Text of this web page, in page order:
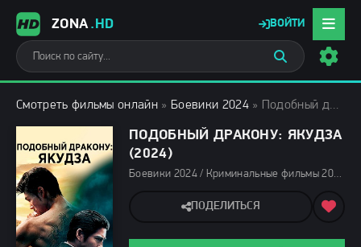
ZONA.HD ВОЙТИ
Смотреть фильмы онлайн » Боевики 2024» Подобный дракону: Якудза (2024)
ПОДОБНЫЙ ДРАКОНУ: ЯКУДЗА
(2024)
Боевики 2024 / Криминальные фильмы 2024 / Сериалы 2024 / Новинки сериалов 2024 / Дорамы / Фильмы 2024 / Смотреть фильмы онлайн
ПОДЕЛИТЬСЯ